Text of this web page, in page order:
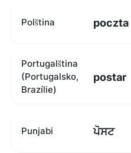
Polština poczta
Portugalština
(Portugalsko,
Brazílie)
postar
Punjabi ਪੋਸਟ